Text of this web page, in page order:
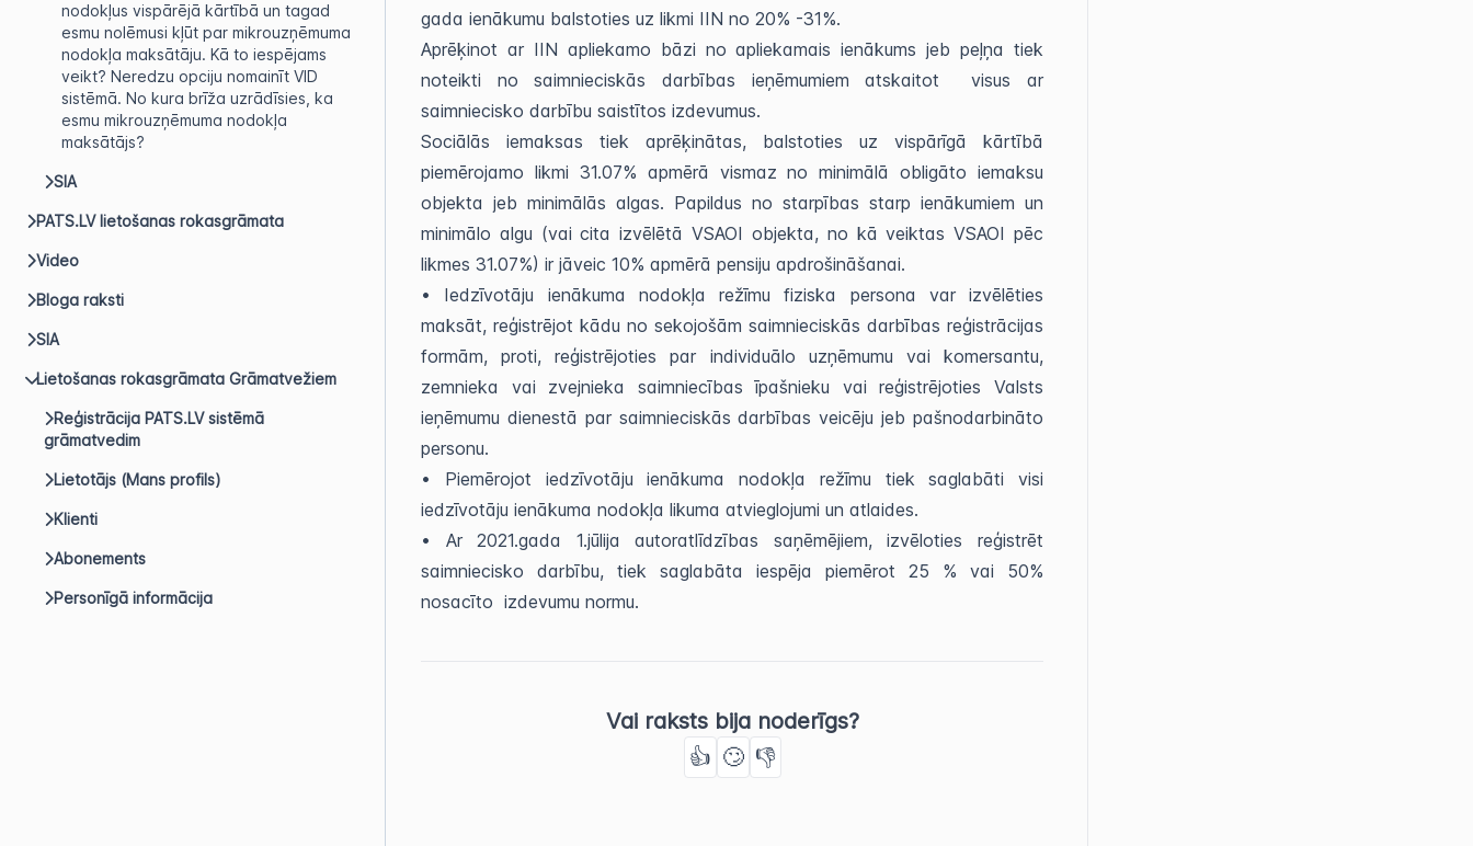
nodokļus vispārējā kārtībā un tagad
esmu nolēmusi kļūt par mikrouzņēmuma
nodokļa maksātāju. Kā to iespējams
veikt? Neredzu opciju nomainīt VID
sistēmā. No kura brīža uzrādīsies, ka
esmu mikrouzņēmuma nodokļa
maksātājs?
SIA
PATS.LV lietošanas rokasgrāmata
Video
Bloga raksti
SIA
Lietošanas rokasgrāmata Grāmatvežiem
Reģistrācija PATS.LV sistēmā
grāmatvedim
Lietotājs (Mans profils)
Klienti
Abonements
Personīgā informācija
gada ienākumu balstoties uz likmi IIN no 20% -31%.
Aprēķinot ar IIN apliekamo bāzi no apliekamais ienākums jeb peļņa tiek
noteikti no saimnieciskās darbības ieņēmumiem atskaitot visus ar
saimniecisko darbību saistītos izdevumus.
Sociālās iemaksas tiek aprēķinātas, balstoties uz vispārīgā kārtībā
piemērojamo likmi 31.07% apmērā vismaz no minimālā obligāto iemaksu
objekta jeb minimālās algas. Papildus no starpības starp ienākumiem un
minimālo algu (vai cita izvēlētā VSAOI objekta, no kā veiktas VSAOI pēc
likmes 31.07%) ir jāveic 10% apmērā pensiju apdrošināšanai.
• Iedzīvotāju ienākuma nodokļa režīmu fiziska persona var izvēlēties
maksāt, reģistrējot kādu no sekojošām saimnieciskās darbības reģistrācijas
formām, proti, reģistrējoties par individuālo uzņēmumu vai komersantu,
zemnieka vai zvejnieka saimniecības īpašnieku vai reģistrējoties Valsts
ieņēmumu dienestā par saimnieciskās darbības veicēju jeb pašnodarbināto
personu.
• Piemērojot iedzīvotāju ienākuma nodokļa režīmu tiek saglabāti visi
iedzīvotāju ienākuma nodokļa likuma atvieglojumi un atlaides.
• Ar 2021.gada 1.jūlija autoratlīdzības saņēmējiem, izvēloties reģistrēt
saimniecisko darbību, tiek saglabāta iespēja piemērot 25 % vai 50%
nosacīto izdevumu normu.
Vai raksts bija noderīgs?
👍 🙄 👎